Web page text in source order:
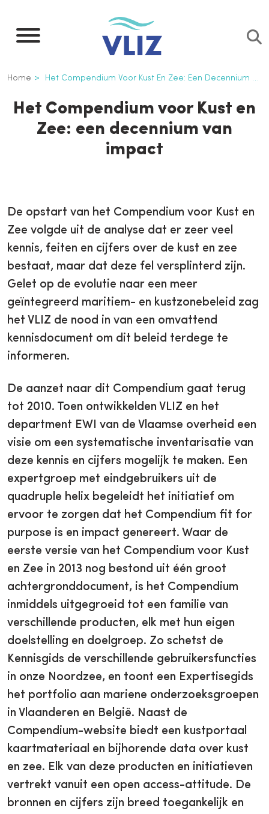
naar
inhoud
gaan
Kruimelpad
Home Het Compendium Voor Kust En Zee: Een Decennium Van Impact
Het Compendium voor Kust en
Zee: een decennium van
impact
De opstart van het Compendium voor Kust en
Zee volgde uit de analyse dat er zeer veel
kennis, feiten en cijfers over de kust en zee
bestaat, maar dat deze fel versplinterd zijn.
Gelet op de evolutie naar een meer
geïntegreerd maritiem- en kustzonebeleid zag
het VLIZ de nood in van een omvattend
kennisdocument om dit beleid terdege te
informeren.
De aanzet naar dit Compendium gaat terug
tot 2010. Toen ontwikkelden VLIZ en het
department EWI van de Vlaamse overheid een
visie om een systematische inventarisatie van
deze kennis en cijfers mogelijk te maken. Een
expertgroep met eindgebruikers uit de
quadruple helix begeleidt het initiatief om
ervoor te zorgen dat het Compendium fit for
purpose is en impact genereert. Waar de
eerste versie van het Compendium voor Kust
en Zee in 2013 nog bestond uit één groot
achtergronddocument, is het Compendium
inmiddels uitgegroeid tot een familie van
verschillende producten, elk met hun eigen
doelstelling en doelgroep. Zo schetst de
Kennisgids de verschillende gebruikersfuncties
in onze Noordzee, en toont een Expertisegids
het portfolio aan mariene onderzoeksgroepen
in Vlaanderen en België. Naast de
Compendium-website biedt een kustportaal
kaartmateriaal en bijhorende data over kust
en zee. Elk van deze producten en initiatieven
vertrekt vanuit een open access-attitude. De
bronnen en cijfers zijn breed toegankelijk en